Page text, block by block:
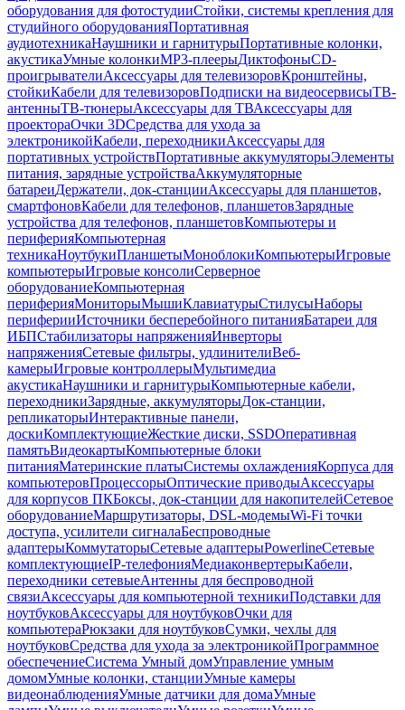
оборудования для фотостудииСтойки, системы крепления для
студийного оборудованияПортативная
аудиотехникаНаушники и гарнитурыПортативные колонки,
акустикаУмные колонкиMP3-плеерыДиктофоныCD-
проигрывателиАксессуары для телевизоровКронштейны,
стойкиКабели для телевизоровПодписки на видеосервисыТВ-
антенныТВ-тюнерыАксессуары для ТВАксессуары для
проектораОчки 3DСредства для ухода за
электроникойКабели, переходникиАксессуары для
портативных устройствПортативные аккумуляторыЭлементы
питания, зарядные устройстваАккумуляторные
батареиДержатели, док-станцииАксессуары для планшетов,
смартфоновКабели для телефонов, планшетовЗарядные
устройства для телефонов, планшетовКомпьютеры и
периферияКомпьютерная
техникаНоутбукиПланшетыМоноблокиКомпьютерыИгровые
компьютерыИгровые консолиСерверное
оборудованиеКомпьютерная
периферияМониторыМышиКлавиатурыСтилусыНаборы
периферииИсточники бесперебойного питанияБатареи для
ИБПСтабилизаторы напряженияИнверторы
напряженияСетевые фильтры, удлинителиВеб-
камерыИгровые контроллерыМультимедиа
акустикаНаушники и гарнитурыКомпьютерные кабели,
переходникиЗарядные, аккумуляторыДок-станции,
репликаторыИнтерактивные панели,
доскиКомплектующиеЖесткие диски, SSDОперативная
памятьВидеокартыКомпьютерные блоки
питанияМатеринские платыСистемы охлажденияКорпуса для
компьютеровПроцессорыОптические приводыАксессуары
для корпусов ПКБоксы, док-станции для накопителейСетевое
оборудованиеМаршрутизаторы, DSL-модемыWi-Fi точки
доступа, усилители сигналаБеспроводные
адаптерыКоммутаторыСетевые адаптерыPowerlineСетевые
комплектующиеIP-телефонияМедиаконвертерыКабели,
переходники сетевыеАнтенны для беспроводной
связиАксессуары для компьютерной техникиПодставки для
ноутбуковАксессуары для ноутбуковОчки для
компьютераРюкзаки для ноутбуковСумки, чехлы для
ноутбуковСредства для ухода за электроникойПрограммное
обеспечениеСистема Умный домУправление умным
домомУмные колонки, станцииУмные камеры
видеонаблюденияУмные датчики для домаУмные